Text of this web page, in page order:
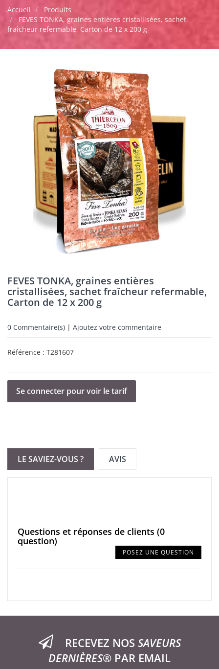
Accueil
Produits
FEVES TONKA, graines entières cristallisées, sachet
fraîcheur refermable, Carton de 12 x 200 g
FEVES TONKA, graines entières
cristallisées, sachet fraîcheur refermable,
Carton de 12 x 200 g
0 Commentaire(s) | Ajoutez votre commentaire
Référence : T281607
Se connecter pour voir le tarif
LE SAVIEZ-VOUS ? AVIS
Questions et réponses de clients (0
question)
POSEZ UNE QUESTION
RECEVEZ NOS SAVEURS
DERNIÈRES® PAR EMAIL